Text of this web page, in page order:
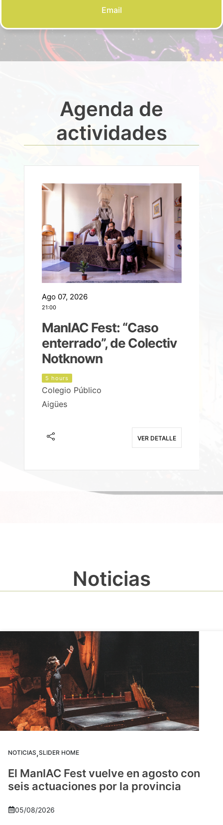
Email
Agenda de
actividades
Ago 07, 2026
21:00
ManIAC Fest: “Caso
enterrado”, de Colectiv
Notknown
5 hours
Colegio Público
Aigües
VER DETALLE
Noticias
NOTICIAS,SLIDER HOME
El ManIAC Fest vuelve en agosto con
seis actuaciones por la provincia
05/08/2026